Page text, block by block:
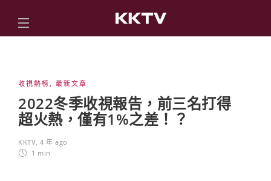
收視熱榜, 最新文章
2022冬季收視報告，前三名打得
超火熱，僅有1%之差！？
KKTV, 4 年 ago
1 min